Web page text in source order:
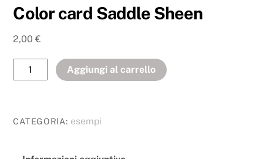
Color card Saddle Sheen
2,00€
Aggiungi al carrello
CATEGORIA: esempi